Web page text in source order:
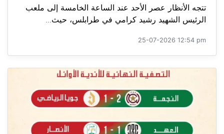
تتجه الأنظار عصر الأحد عند الساعة الخامسة إلى ملعب
الرئيس الشهيد رشيد كرامي في طرابلس، حيث...
25-07-2026 12:54 pm